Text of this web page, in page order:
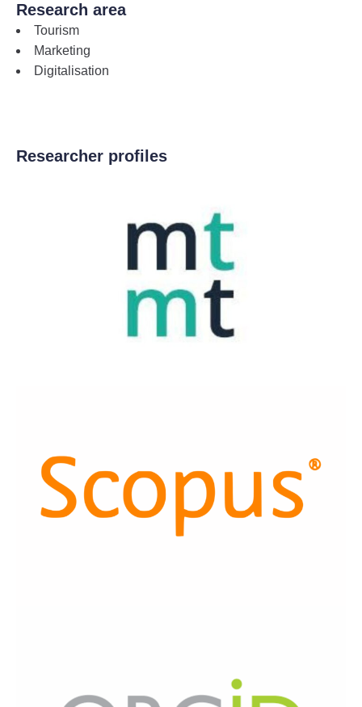
Research area
Tourism
Marketing
Digitalisation
Researcher profiles